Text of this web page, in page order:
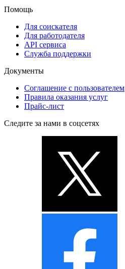
Помощь
Для соискателя
Для работодателя
API сервиса
Служба поддержки
Документы
Соглашение с пользователем
Правила оказания услуг
Прайс-лист
Следите за нами в соцсетях